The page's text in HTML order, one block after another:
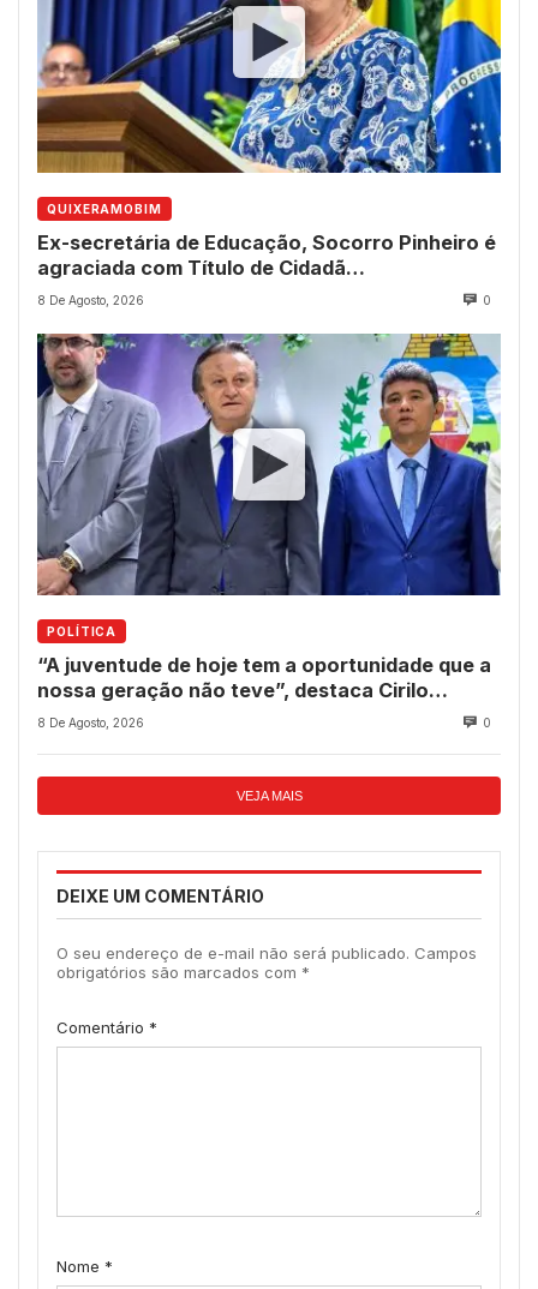
QUIXERAMOBIM
Ex-secretária de Educação, Socorro Pinheiro é
agraciada com Título de Cidadã
Quixeramobinense
8 De Agosto, 2026 0
POLÍTICA
“A juventude de hoje tem a oportunidade que a
nossa geração não teve”, destaca Cirilo
Pimenta durante Sessão Solene
8 De Agosto, 2026 0
VEJA MAIS
DEIXE UM COMENTÁRIO
O seu endereço de e-mail não será publicado. Campos
obrigatórios são marcados com *
Comentário *
Nome *